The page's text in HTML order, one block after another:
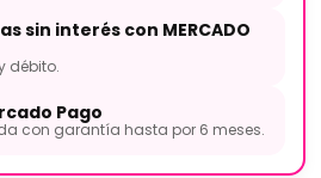
sin interés con MERCADO
débito.
Pago
con garantía hasta por 6 meses.